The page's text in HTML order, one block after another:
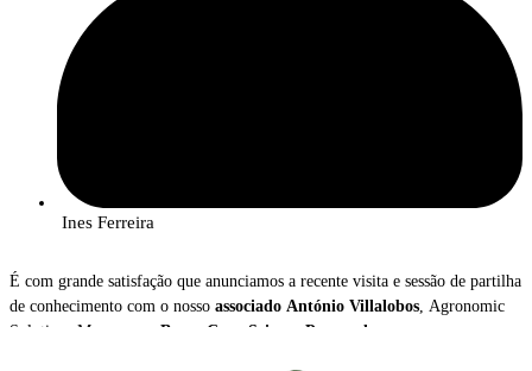
Ines Ferreira
É com grande satisfação que anunciamos a recente visita e sessão de partilha
de conhecimento com o nosso associado António Villalobos, Agronomic
Solutions Manager na Bayer Crop Science Portugal